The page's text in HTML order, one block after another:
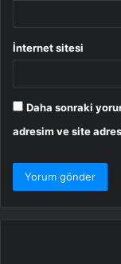
İnternet sitesi
Daha sonraki
adresim ve site